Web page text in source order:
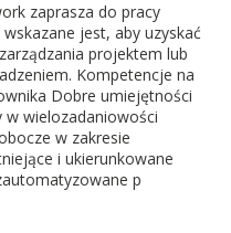
zaprasza do pracy
jest, aby uzyskać
projektem lub
Kompetencje na
Dobre umiejętności
wielozadaniowości
w zakresie
i ukierunkowane
p